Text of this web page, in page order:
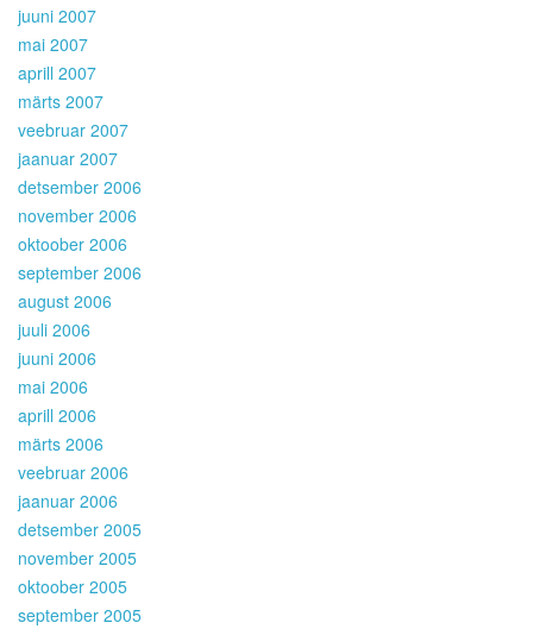
juuni 2007
mai 2007
aprill 2007
märts 2007
veebruar 2007
jaanuar 2007
detsember 2006
november 2006
oktoober 2006
september 2006
august 2006
juuli 2006
juuni 2006
mai 2006
aprill 2006
märts 2006
veebruar 2006
jaanuar 2006
detsember 2005
november 2005
oktoober 2005
september 2005